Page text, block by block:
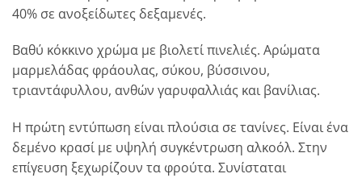
40% σε ανοξείδωτες δεξαμενές.
Βαθύ κόκκινο χρώμα με βιολετί πινελιές. Αρώματα
μαρμελάδας φράουλας, σύκου, βύσσινου,
τριαντάφυλλου, ανθών γαρυφαλλιάς και βανίλιας.
Η πρώτη εντύπωση είναι πλούσια σε τανίνες. Είναι ένα
δεμένο κρασί με υψηλή συγκέντρωση αλκοόλ. Στην
επίγευση ξεχωρίζουν τα φρούτα. Συνίσταται